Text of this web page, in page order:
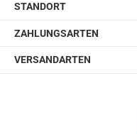
STANDORT
ZAHLUNGSARTEN
VERSANDARTEN